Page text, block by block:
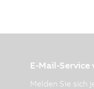
E-Mail-Service
Melden Sie sich